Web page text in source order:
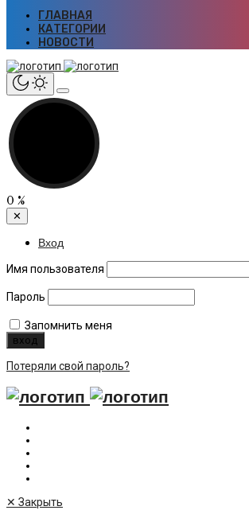
ГЛАВНАЯ
КАТЕГОРИИ
НОВОСТИ
0 %
✕
Вход
Имя пользователя
Пароль
Запомнить меня
Потеряли свой пароль?
✕ Закрыть